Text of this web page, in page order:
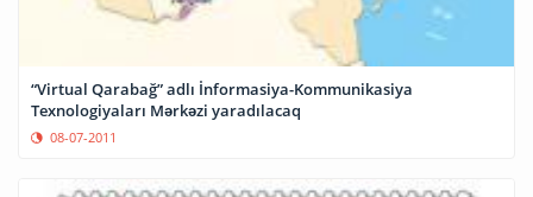
“Virtual Qarabağ” adlı İnformasiya-Kommunikasiya
Texnologiyaları Mərkəzi yaradılacaq
08-07-2011